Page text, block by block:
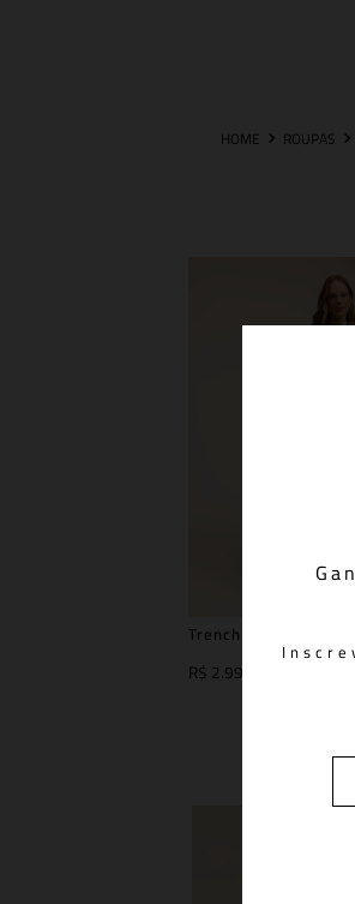
ROUPAS
Trench Coat Louise
R$ 2.998,00